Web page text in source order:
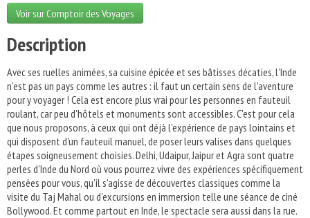
Voir sur Comptoir des Voyages
Description
Avec ses ruelles animées, sa cuisine épicée et ses bâtisses décaties, l'Inde
n'est pas un pays comme les autres : il faut un certain sens de l'aventure
pour y voyager ! Cela est encore plus vrai pour les personnes en fauteuil
roulant, car peu d'hôtels et monuments sont accessibles. C'est pour cela
que nous proposons, à ceux qui ont déjà l'expérience de pays lointains et
qui disposent d'un fauteuil manuel, de poser leurs valises dans quelques
étapes soigneusement choisies. Delhi, Udaipur, Jaipur et Agra sont quatre
perles d'Inde du Nord où vous pourrez vivre des expériences spécifiquement
pensées pour vous, qu'il s'agisse de découvertes classiques comme la
visite du Taj Mahal ou d'excursions en immersion telle une séance de ciné
Bollywood. Et comme partout en Inde, le spectacle sera aussi dans la rue.